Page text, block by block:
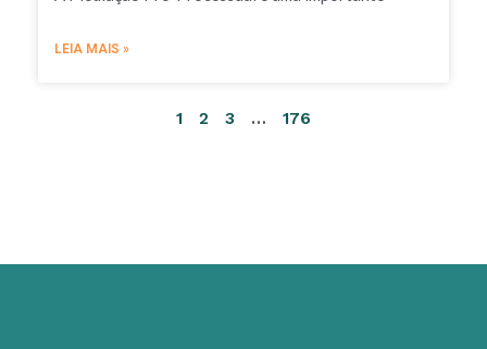
LEIA MAIS »
1 2 3 … 176